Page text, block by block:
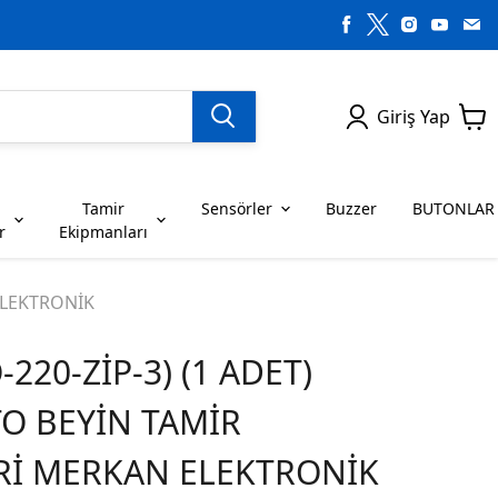
Giriş Yap
SENSÖRLER
BUTONLAR
SERİSİ ENTEGRELER
ENTEGRELER G SERİSİ ENTEGRELER
ENTEGRELER K SERİSİ ENTEGRELER
Dirençler
Tamir
Ekipmanları
Sensörler Buzzer BUTONLAR
220-ZİP-3) (1 ADET)
BEYİN TAMİR
MERKAN ELEKTRONİK